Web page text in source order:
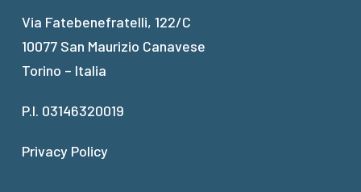
Via Fatebenefratelli, 122/C
10077 San Maurizio Canavese
Torino – Italia
P.I. 03146320019
Privacy Policy